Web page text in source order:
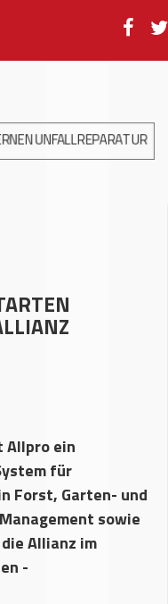
+++ DKV
Allpro ein
für
Forst, Garten- und
sowie
Allianz im
-